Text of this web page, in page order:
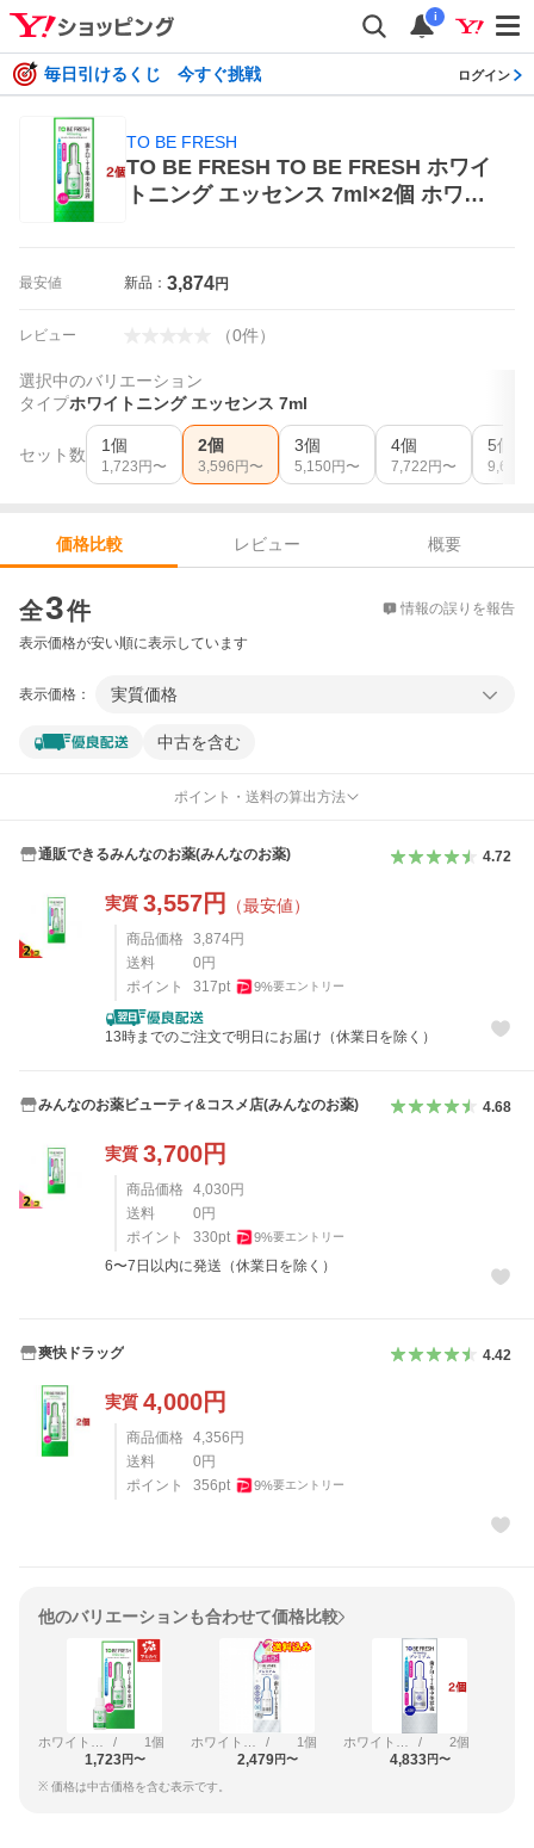
i
毎日引けるくじ 今すぐ挑戦 ログイン
TO BE FRESH
TO BE FRESH TO BE FRESH ホワイ
トニング エッセンス 7ml×2個 ホワイ
最安値 新品： 3,874円
レビュー （0件）
選択中のバリエーション
タイプホワイトニング エッセンス 7ml
セット数 1個
1,723 円〜
2個
3,596 円〜
3個
5,150 円〜
4個
7,722 円〜
5個
9,634
価格比較 レビュー
概要
全3件 情報の誤りを報告
表示価格が安い順に表示しています
表示価格： 実質価格
中古を含む
ポイント・送料の算出方法
通販できるみんなのお薬(みんなのお薬) 4.72
実質 3,557円 （最安値）
商品価格 3,874円
送料
0 円
ポイント
317pt 9%要エントリー
13時までのご注文で明日にお届け（休業日を除く）
みんなのお薬ビューティ&コスメ店(みんなのお薬) 4.68
実質 3,700円
商品価格 4,030円
送料
0円
ポイント
330pt 9%要エントリー
6〜7日以内に発送（休業日を除く）
爽快ドラッグ 4.42
実質 4,000円
商品価格 4,356円
送料
0円
ポイント
356pt 9%要エントリー
他のバリエーションも合わせて価格比較
/ 1個
1,723円〜
/ 1個
2,479円〜
/ 2個
4,833円〜
※ 価格は中古価格を含む表示です。